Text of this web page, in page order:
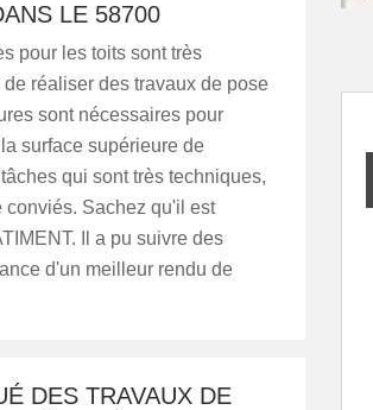
LE 58700
pour les toits sont très
réaliser des travaux de pose
sont nécessaires pour
surface supérieure de
qui sont très techniques,
conviés. Sachez qu'il est
Il a pu suivre des
d'un meilleur rendu de
DES TRAVAUX DE